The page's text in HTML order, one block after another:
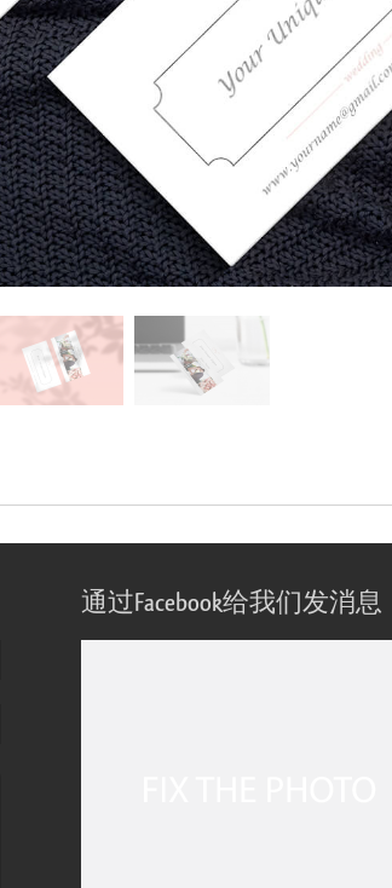
通过Facebook给我们发消息